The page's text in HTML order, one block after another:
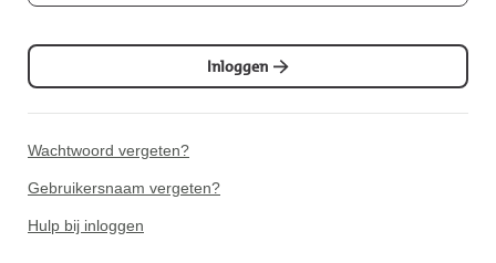
Inloggen
Wachtwoord vergeten?
Gebruikersnaam vergeten?
Hulp bij inloggen